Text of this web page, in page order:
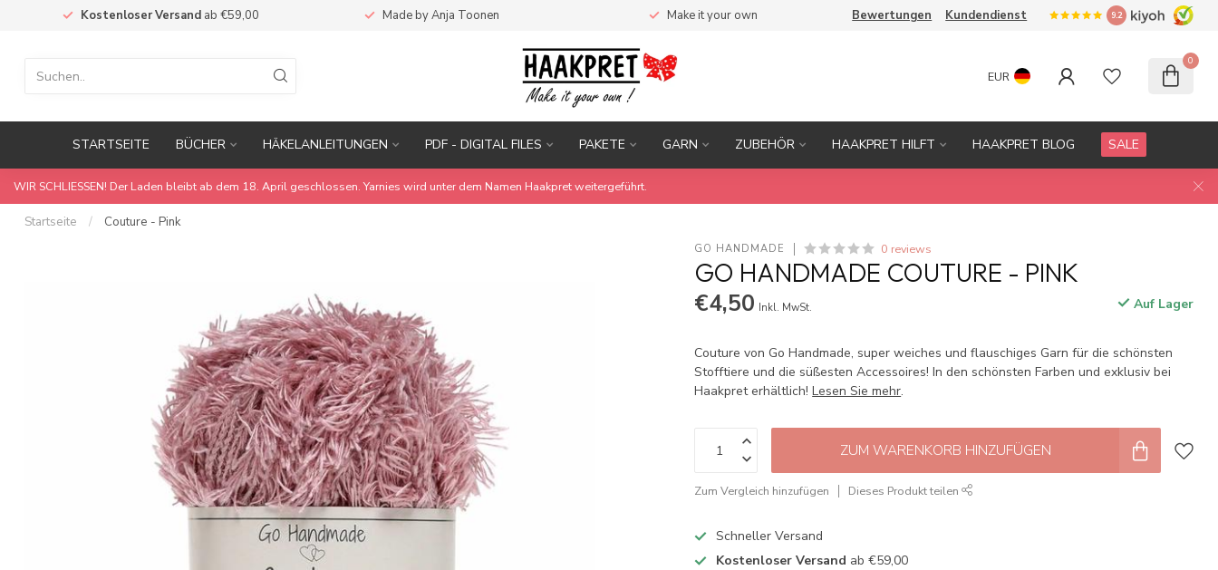
Kostenloser Versand ab €59,00 Made by Anja Toonen Make it your own Bewertungen Kundendienst 9.2
EUR
0
STARTSEITE BÜCHER HÄKELANLEITUNGEN PDF - DIGITAL FILES PAKETE GARN ZUBEHÖR HAAKPRET HILFT HAAKPRET BLOG SALE
WIR SCHLIESSEN! Der Laden bleibt ab dem 18. April geschlossen. Yarnies wird unter dem Namen Haakpret weitergeführt.
Startseite / Couture - Pink
GO HANDMADE 0 reviews
GO HANDMADE COUTURE - PINK
€4,50 Inkl. MwSt. Auf Lager
Couture von Go Handmade, super weiches und flauschiges Garn für die schönsten
Stofftiere und die süßesten Accessoires! In den schönsten Farben und exklusiv bei
Haakpret erhältlich!Lesen Sie mehr.
ZUM WARENKORB HINZUFÜGEN
Zum Vergleich hinzufügen Dieses Produkt teilen
Schneller Versand
Kostenloser Versand ab €59,00